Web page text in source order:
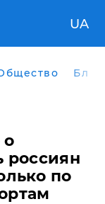
UA
россиян
по